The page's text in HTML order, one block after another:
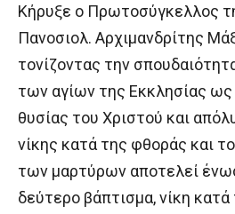
Κήρυξε ο Πρωτοσύγκελλος
Πανοσιολ. Αρχιμανδρίτης
τονίζοντας την
των αγίων της Εκκλησίας
θυσίας του Χριστού και
νίκης κατά της φθοράς και
των μαρτύρων αποτελεί
δεύτερο βάπτισμα, νίκη κατά